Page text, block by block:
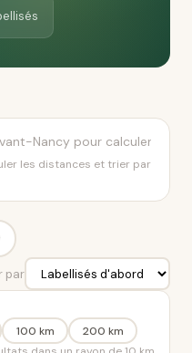
les distances et trier par
par
100 km
200 km